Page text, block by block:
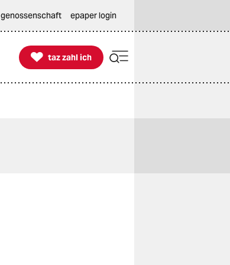
genossenschaft epaper login

taz zahl ich
taz zahl ich